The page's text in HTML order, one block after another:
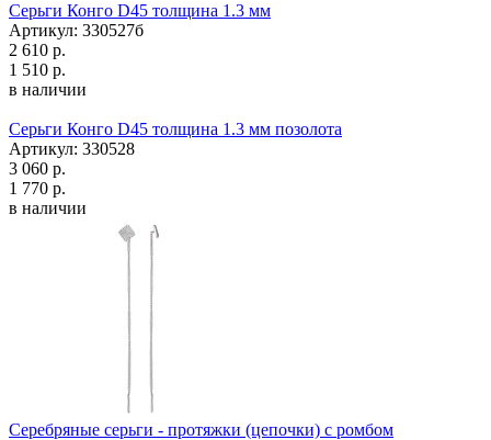
Серьги Конго D45 толщина 1.3 мм
Артикул: 330527б
2 610 р.
1 510 р.
в наличии
Серьги Конго D45 толщина 1.3 мм позолота
Артикул: 330528
3 060 р.
1 770 р.
в наличии
Серебряные серьги - протяжки (цепочки) с ромбом